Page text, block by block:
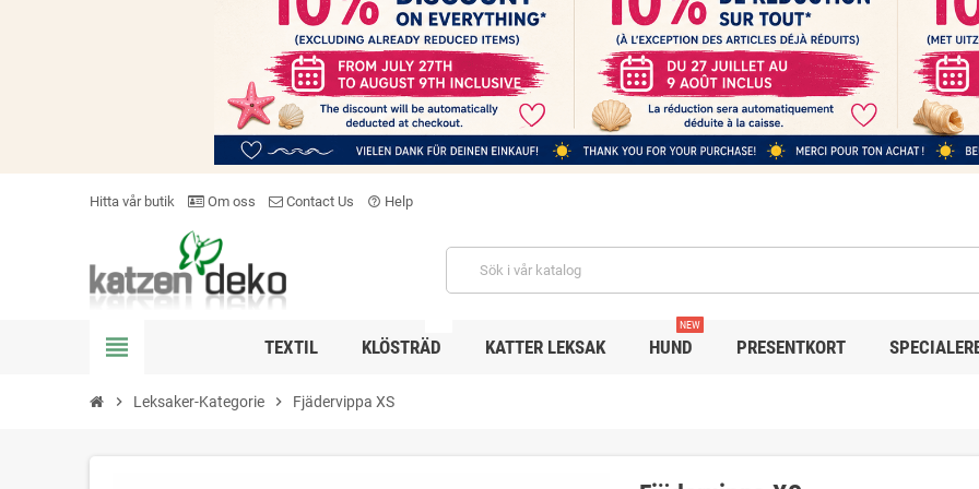
Hitta vår butik Om oss Contact Us help_outline Help
view_headline TEXTIL KLÖSTRÄD KATTER LEKSAK HUND
NEW
PRESENTKORT
chevron_right Leksaker-Kategorie chevron_right Fjädervippa XS